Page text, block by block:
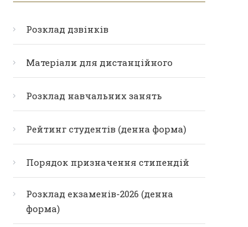
Розклад дзвінків
Матеріали для дистанційного
Розклад навчальних занять
Рейтинг студентів (денна форма)
Порядок призначення стипендій
Розклад екзаменів-2026 (денна
форма)